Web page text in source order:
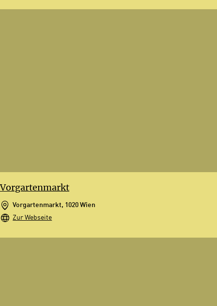
Vorgartenmarkt
Vorgartenmarkt, 1020 Wien
Zur Webseite